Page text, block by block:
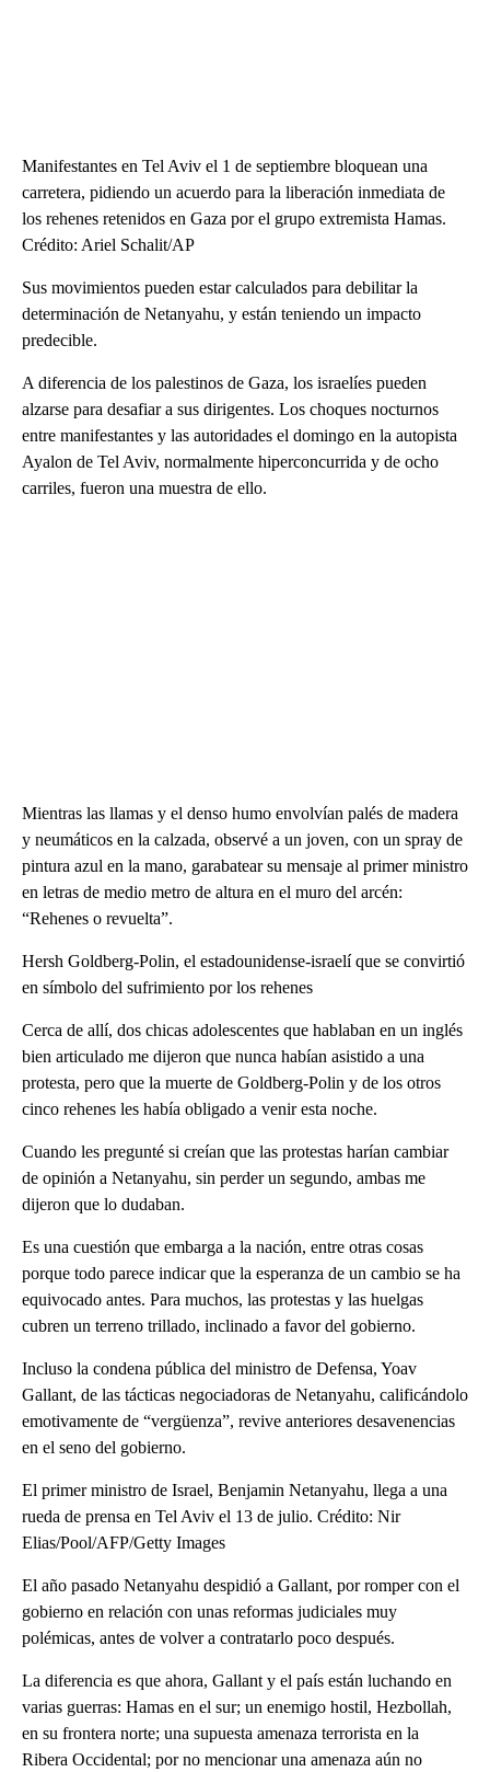
Manifestantes en Tel Aviv el 1 de septiembre bloquean una
carretera, pidiendo un acuerdo para la liberación inmediata de
los rehenes retenidos en Gaza por el grupo extremista Hamas.
Crédito: Ariel Schalit/AP
Sus movimientos pueden estar calculados para debilitar la
determinación de Netanyahu, y están teniendo un impacto
predecible.
A diferencia de los palestinos de Gaza, los israelíes pueden
alzarse para desafiar a sus dirigentes. Los choques nocturnos
entre manifestantes y las autoridades el domingo en la autopista
Ayalon de Tel Aviv, normalmente hiperconcurrida y de ocho
carriles, fueron una muestra de ello.
Mientras las llamas y el denso humo envolvían palés de madera
y neumáticos en la calzada, observé a un joven, con un spray de
pintura azul en la mano, garabatear su mensaje al primer ministro
en letras de medio metro de altura en el muro del arcén:
“Rehenes o revuelta”.
Hersh Goldberg-Polin, el estadounidense-israelí que se convirtió
en símbolo del sufrimiento por los rehenes
Cerca de allí, dos chicas adolescentes que hablaban en un inglés
bien articulado me dijeron que nunca habían asistido a una
protesta, pero que la muerte de Goldberg-Polin y de los otros
cinco rehenes les había obligado a venir esta noche.
Cuando les pregunté si creían que las protestas harían cambiar
de opinión a Netanyahu, sin perder un segundo, ambas me
dijeron que lo dudaban.
Es una cuestión que embarga a la nación, entre otras cosas
porque todo parece indicar que la esperanza de un cambio se ha
equivocado antes. Para muchos, las protestas y las huelgas
cubren un terreno trillado, inclinado a favor del gobierno.
Incluso la condena pública del ministro de Defensa, Yoav
Gallant, de las tácticas negociadoras de Netanyahu, calificándolo
emotivamente de “vergüenza”, revive anteriores desavenencias
en el seno del gobierno.
El primer ministro de Israel, Benjamin Netanyahu, llega a una
rueda de prensa en Tel Aviv el 13 de julio. Crédito: Nir
Elias/Pool/AFP/Getty Images
El año pasado Netanyahu despidió a Gallant, por romper con el
gobierno en relación con unas reformas judiciales muy
polémicas, antes de volver a contratarlo poco después.
La diferencia es que ahora, Gallant y el país están luchando en
varias guerras: Hamas en el sur; un enemigo hostil, Hezbollah,
en su frontera norte; una supuesta amenaza terrorista en la
Ribera Occidental; por no mencionar una amenaza aún no